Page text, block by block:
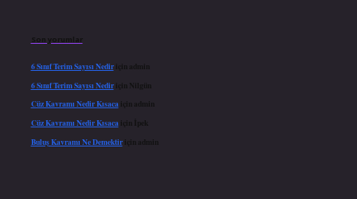
Son yorumlar
6 Sınıf Terim Sayısı Nediriçin admin
6 Sınıf Terim Sayısı Nediriçin Nilgün
Cüz Kavramı Nedir Kısacaiçin admin
Cüz Kavramı Nedir Kısacaiçin
İpek
Buluş Kavramı Ne Demektiriçin admin